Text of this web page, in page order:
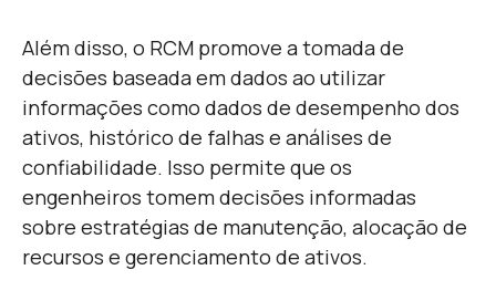
Além disso, o RCM promove a tomada de
decisões baseada em dados ao utilizar
informações como dados de desempenho dos
ativos, histórico de falhas e análises de
confiabilidade. Isso permite que os
engenheiros tomem decisões informadas
sobre estratégias de manutenção, alocação de
recursos e gerenciamento de ativos.